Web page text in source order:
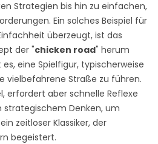
Strategien bis hin zu einfachen,
Ein solches Beispiel für
überzeugt, ist das
der "chicken road" herum
eine Spielfigur, typischerweise
vielbefahrene Straße zu führen.
erfordert aber schnelle Reflexe
strategischem Denken, um
zeitloser Klassiker, der
begeistert.